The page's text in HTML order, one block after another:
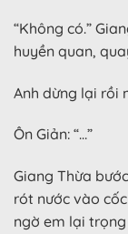
“Không có.”
huyền quan,
Anh dừng lại rồi
Ôn Giản: “…”
Giang Thừa
rót nước vào
ngờ em lại